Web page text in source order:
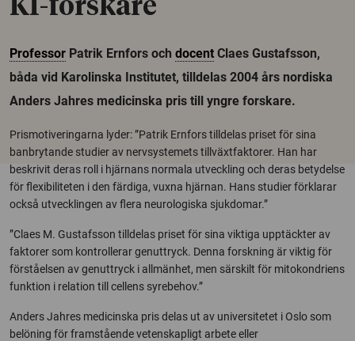
KI-forskare
Professor Patrik Ernfors och docent Claes Gustafsson,
båda vid Karolinska Institutet, tilldelas 2004 års nordiska
Anders Jahres medicinska pris till yngre forskare.
Prismotiveringarna lyder: ”Patrik Ernfors tilldelas priset för sina
banbrytande studier av nervsystemets tillväxtfaktorer. Han har
beskrivit deras roll i hjärnans normala utveckling och deras betydelse
för flexibiliteten i den färdiga, vuxna hjärnan. Hans studier förklarar
också utvecklingen av flera neurologiska sjukdomar.”
”Claes M. Gustafsson tilldelas priset för sina viktiga upptäckter av
faktorer som kontrollerar genuttryck. Denna forskning är viktig för
förståelsen av genuttryck i allmänhet, men särskilt för mitokondriens
funktion i relation till cellens syrebehov.”
Anders Jahres medicinska pris delas ut av universitetet i Oslo som
belöning för framstående vetenskapligt arbete eller